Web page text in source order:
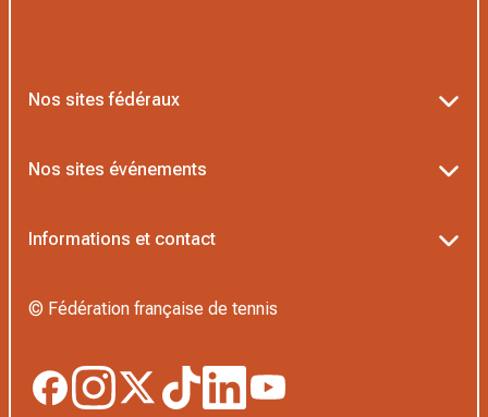
Nos sites fédéraux
L’Institut Formation Tennis
Proshop FFT
Nos sites événements
Boutique Officielle
Informations et contact
Politique des cookies
© Fédération française de tennis